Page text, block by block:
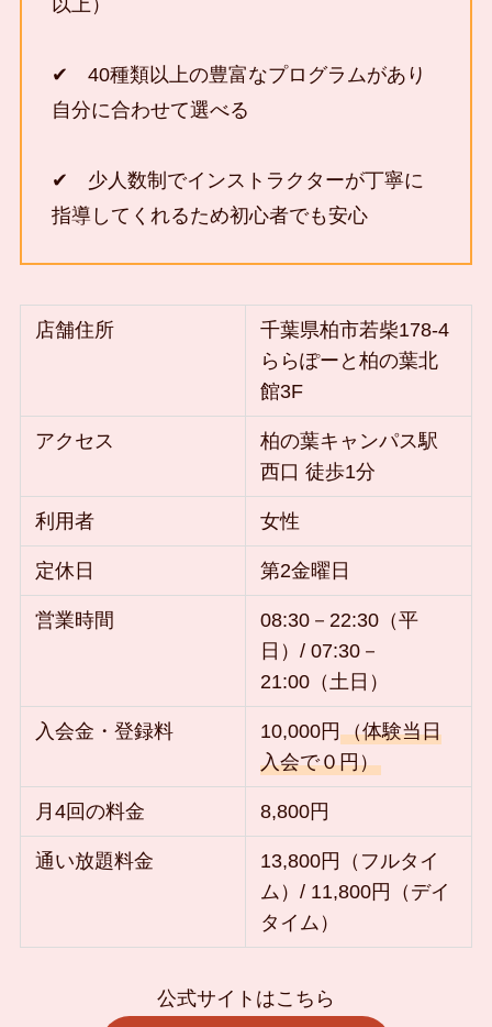
✔ 40種類以上の豊富なプログラムがあり
自分に合わせて選べる
✔ 少人数制でインストラクターが丁寧に
指導してくれるため初心者でも安心
店舗住所
千葉県柏市若柴178-4
ららぽーと柏の葉北
館3F
アクセス
柏の葉キャンパス駅
西口 徒歩1分
利用者 女性
定休日 第2金曜日
営業時間
08:30－22:30（平
日）/ 07:30－
21:00（土日）
入会金・登録料 10,000円（体験当日
入会で０円）
月4回の料金 8,800円
通い放題料金
13,800円（フルタイ
ム）/ 11,800円（デイ
タイム）
公式サイトはこちら